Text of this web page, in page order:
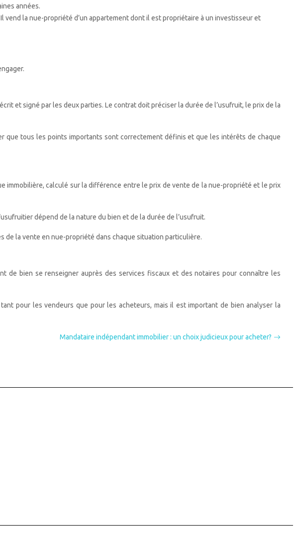
années.
vend la nue-propriété d’un appartement dont il est propriétaire à un investisseur et
et signé par les deux parties. Le contrat doit préciser la durée de l’usufruit, le prix de la
que tous les points importants sont correctement définis et que les intérêts de chaque
immobilière, calculé sur la différence entre le prix de vente de la nue-propriété et le prix
dépend de la nature du bien et de la durée de l’usufruit.
la vente en nue-propriété dans chaque situation particulière.
de bien se renseigner auprès des services fiscaux et des notaires pour connaître les
pour les vendeurs que pour les acheteurs, mais il est important de bien analyser la
Mandataire indépendant immobilier : un choix judicieux pour acheter?